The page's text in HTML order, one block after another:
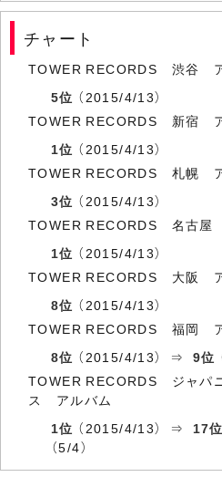
チャート
TOWER RECORDS 渋谷
5位 （2015/4/13）
TOWER RECORDS 新宿
1位 （2015/4/13）
TOWER RECORDS 札幌
3位 （2015/4/13）
TOWER RECORDS 名古屋
1位 （2015/4/13）
TOWER RECORDS 大阪
8位 （2015/4/13）
TOWER RECORDS 福岡
8位 （2015/4/13） ⇒ 9位
TOWER RECORDS ジャパ
ス アルバム
1位 （2015/4/13） ⇒ 17位
（5/4）